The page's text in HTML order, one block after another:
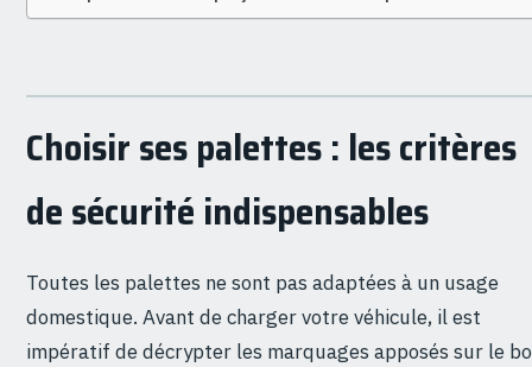
Choisir ses palettes : les critères
de sécurité indispensables
Toutes les palettes ne sont pas adaptées à un usage
domestique. Avant de charger votre véhicule, il est
impératif de décrypter les marquages apposés sur le